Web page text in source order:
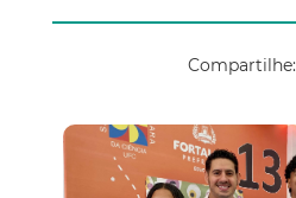
Compartilhe: